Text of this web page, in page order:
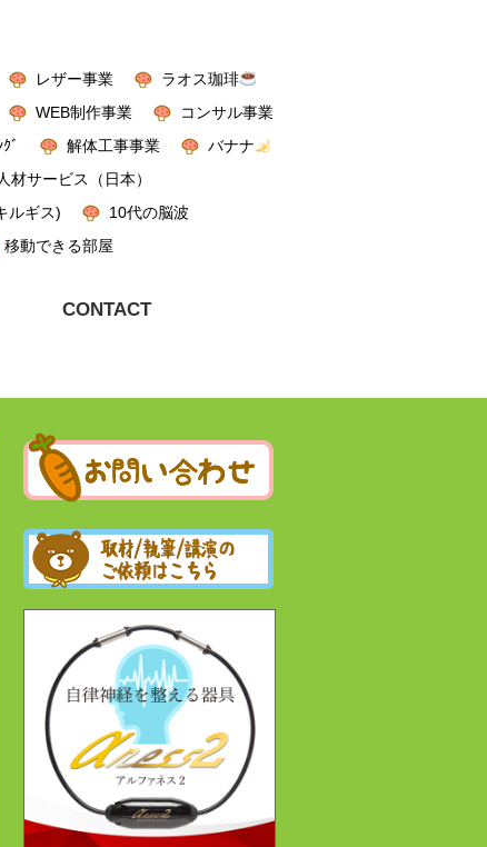
レザー事業
ラオス珈琲
WEB制作事業
コンサル事業
ﾞ
解体工事事業
バナナ
人材サービス（日本）
ルギス)
10代の脳波
移動できる部屋
CONTACT